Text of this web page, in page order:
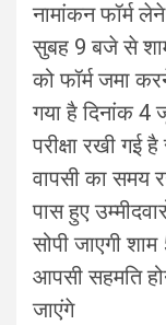
नामांकन फॉर्म
सुबह 9 बजे से
को फॉर्म जमा
गया है दिनांक 4
परीक्षा रखी गई
वापसी का समय
पास हुए
सोपी जाएगी शाम
आपसी सहमति
जाएंगे